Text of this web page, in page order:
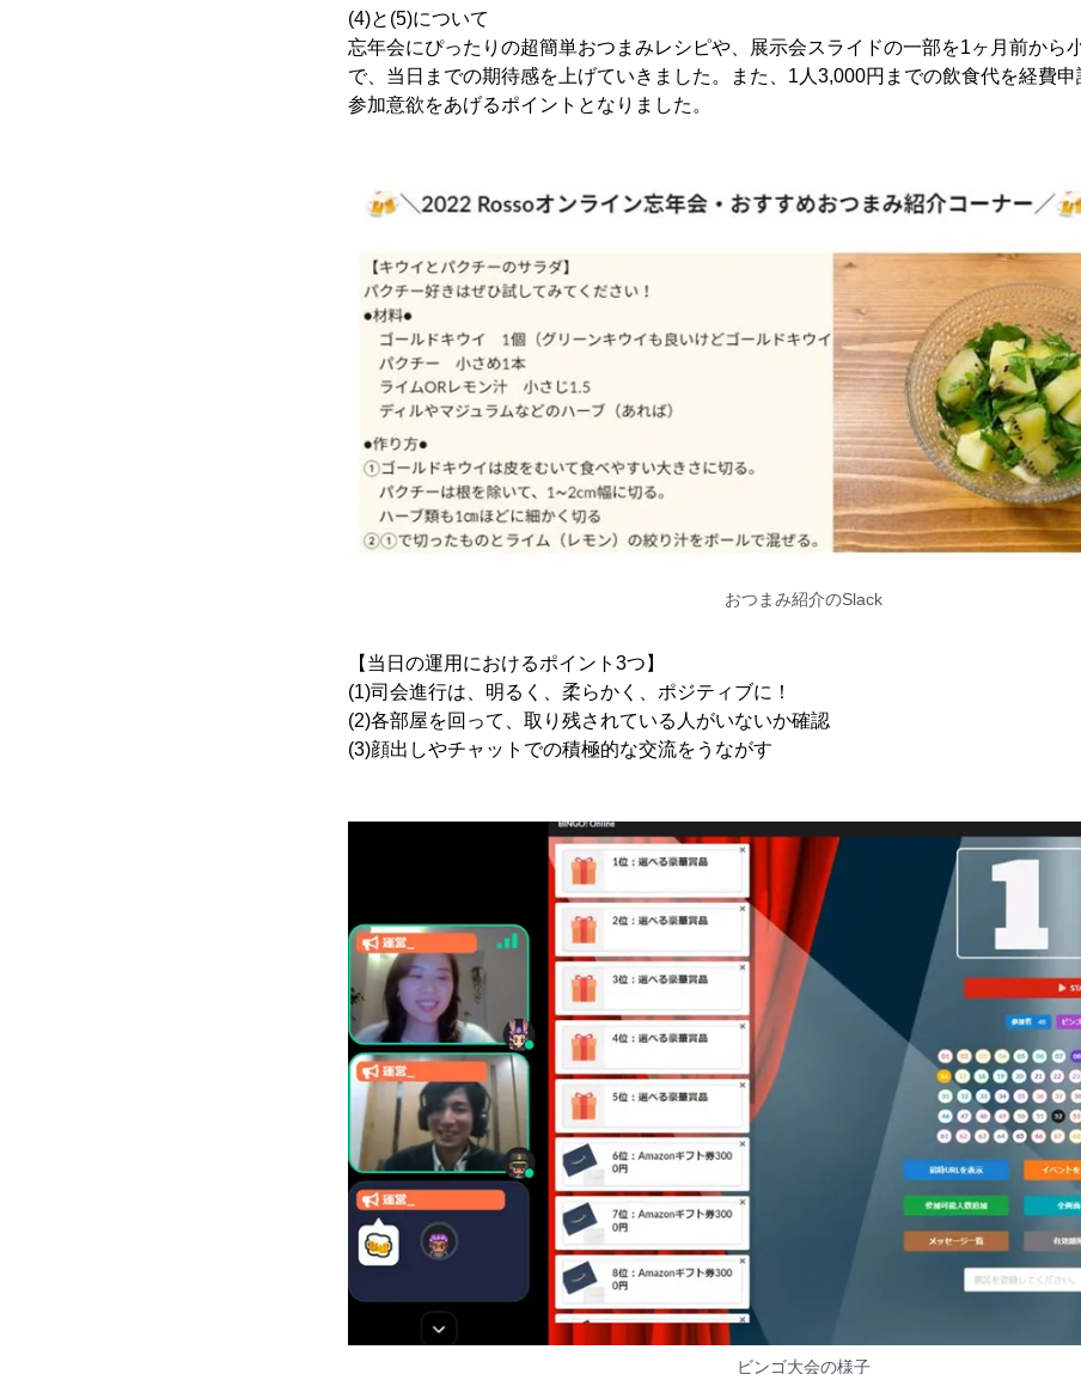
(4)と(5)について
忘年会にぴったりの超簡単おつまみレシピや、展示会スライドの一部を1ヶ月前から
で、当日までの期待感を上げていきました。また、1人3,000円までの飲食代を経費
参加意欲をあげるポイントとなりました。
おつまみ紹介のSlack
【当日の運用におけるポイント3つ】
(1)司会進行は、明るく、柔らかく、ポジティブに！
(2)各部屋を回って、取り残されている人がいないか確認
(3)顔出しやチャットでの積極的な交流をうながす
ビンゴ大会の様子